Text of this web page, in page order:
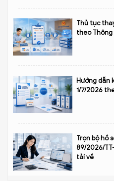
Thủ tục
theo
Hướng dẫn
1/7/2026
Trọn bộ hồ
89/2026/
tải về